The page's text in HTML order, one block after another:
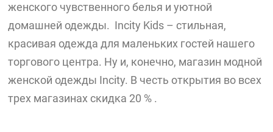
женского чувственного белья и уютной
домашней одежды. Incity Kids – стильная,
красивая одежда для маленьких гостей нашего
торгового центра. Ну и, конечно, магазин модной
женской одежды Incity. В честь открытия во всех
трех магазинах скидка 20 % .